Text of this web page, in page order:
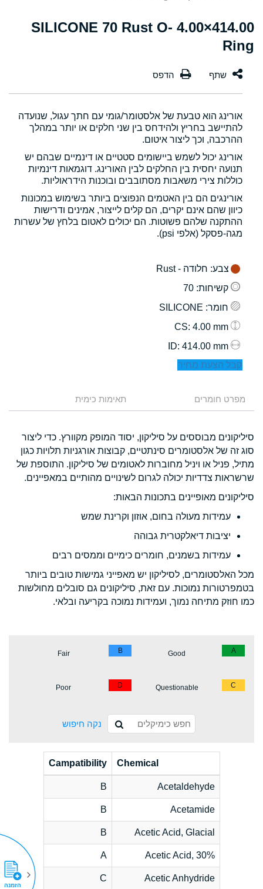
414.00×4.00 SILICONE 70 Rust O-
Ring
אורינג הוא טבעת של אלסטומר/גומי עם חתך עגול, שנועדה
להתיישב בחריץ ולהידחס בין שני חלקים או יותר במהלך
ההרכבה, וכך ליצור איטום.
אורינג יכול לשמש ביישומים סטטיים או דינמיים שבהם יש
תנועה יחסית בין החלקים לבין האורינג. דוגמאות דינמיות
כוללות צירי משאבות מסתובבים ובוכנות הידראוליות.
אורינגים הם בין האטמים הנפוצים ביותר בשימוש במכונות
כיוון שהם אינם יקרים, הם קלים לייצור, אמינים ודרישות
ההתקנה שלהם פשוטות. הם יכולים לאטום בלחץ של עשרות
מגה-פסקל (אלפי psi).
צבע: חלודה - Rust
קשיחות: 70
חומר: SILICONE
: 4.00 mm
: 414.00 mm
קבל הצעת מחיר
מפרט חומרים תאימות כימית
סיליקונים מבוססים על סיליקון, יסוד המופק מקוורץ. כדי ליצור
סוג זה של אלסטומרים סינתטיים, קבוצות אורגניות תלויות כגון
מתיל, פניל או ויניל מחוברות לאטומים של סיליקון. התוספת של
שרשראות צדדיות יכולה לגרום לשינויים מהותיים במאפיינים.
סיליקונים מאופיינים בתכונות הבאות:
עמידות מעולה בחום, אוזון וקרינת שמש
יציבות דיאלקטרית גבוהה
עמידות בשמנים, חומרים כימיים וממסים רבים
מכל האלסטומרים, לסיליקון יש מאפייני גמישות טובים ביותר
בטמפרטורות נמוכות. עם זאת, סיליקונים גם סובלים מחולשות
כמו חוזק מתיחה נמוך, ועמידות נמוכה בקריעה ובלאי.
A
Good
B
Fair
C
Questionable
D
Poor
נקה חיפוש
Chemical
Campatibility
Acetaldehyde
B
Acetamide
B
Acetic Acid, Glacial
B
Acetic Acid, 30%
A
Acetic Anhydride
C
הזמנה